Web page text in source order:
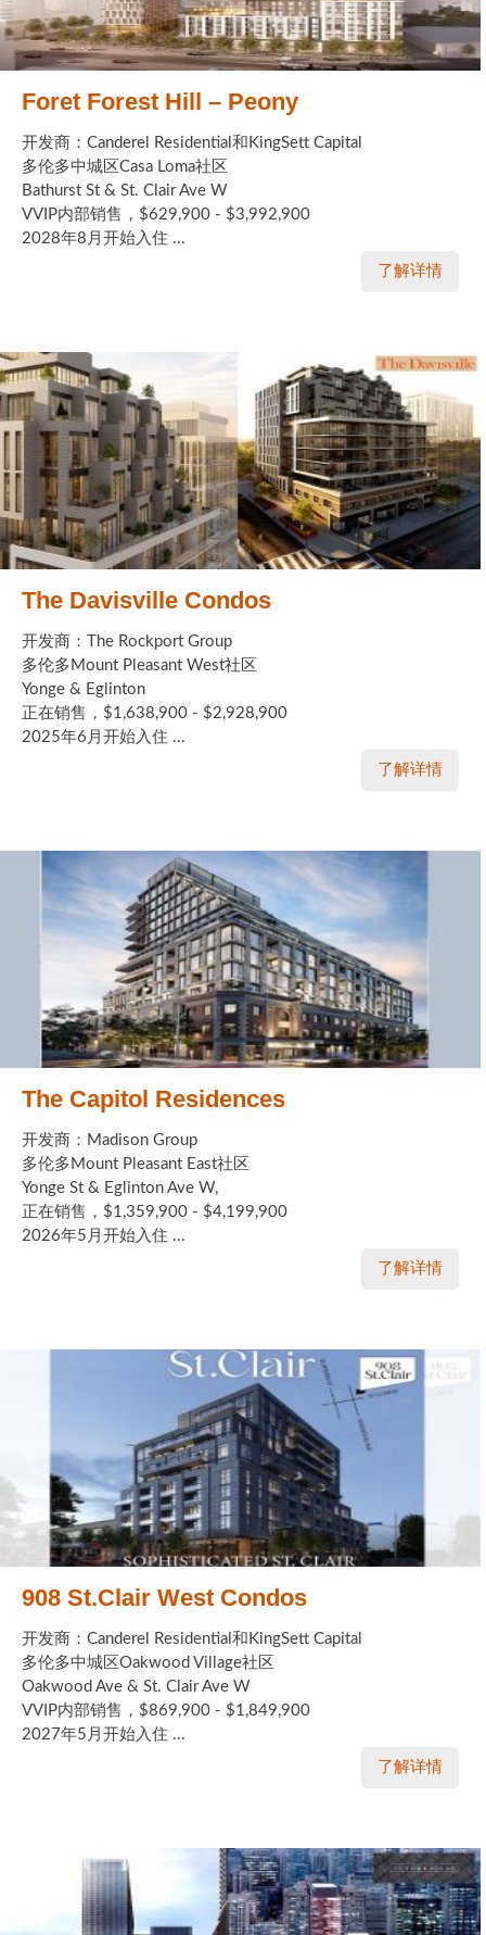
Foret Forest Hill – Peony
开发商：Canderel Residential和KingSett Capital
多伦多中城区Casa Loma社区
Bathurst St & St. Clair Ave W
VVIP内部销售，$629,900 - $3,992,900
2028年8月开始入住 ...
了解详情
The Davisville Condos
开发商：The Rockport Group
多伦多Mount Pleasant West社区
Yonge & Eglinton
正在销售，$1,638,900 - $2,928,900
2025年6月开始入住 ...
了解详情
The Capitol Residences
开发商：Madison Group
多伦多Mount Pleasant East社区
Yonge St & Eglinton Ave W,
正在销售，$1,359,900 - $4,199,900
2026年5月开始入住 ...
了解详情
908 St.Clair West Condos
开发商：Canderel Residential和KingSett Capital
多伦多中城区Oakwood Village社区
Oakwood Ave & St. Clair Ave W
VVIP内部销售，$869,900 - $1,849,900
2027年5月开始入住 ...
了解详情